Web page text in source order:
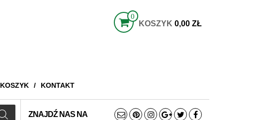
0
KOSZYK 0,00 ZŁ
KOSZYK KONTAKT
ZNAJDŹ NAS NA